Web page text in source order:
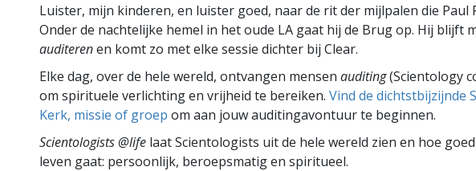
Luister, mijn kinderen, en luister goed, naar de rit der mijlpalen die Paul
Onder de nachtelijke hemel in het oude LA gaat hij de Brug op. Hij blijft
auditerenen komt zo met elke sessie dichter bij Clear.
Elke dag, over de hele wereld, ontvangen mensen auditing(Scientology
om spirituele verlichting en vrijheid te bereiken. Vind de dichtstbijzijnde
Kerk, missie of groep om aan jouw auditingavontuur te beginnen.
Scientologists @life laat Scientologists uit de hele wereld zien en hoe
leven gaat: persoonlijk, beroepsmatig en spiritueel.